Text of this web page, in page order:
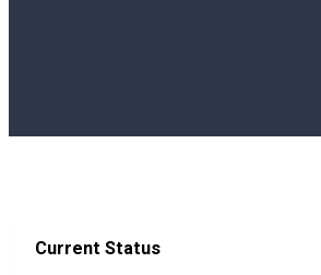
Current Status